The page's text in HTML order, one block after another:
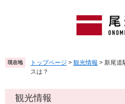
頭
で
。
飛
ば
て
現在地 トップページ > 観光情報 > 新尾道
スは？
観光情報